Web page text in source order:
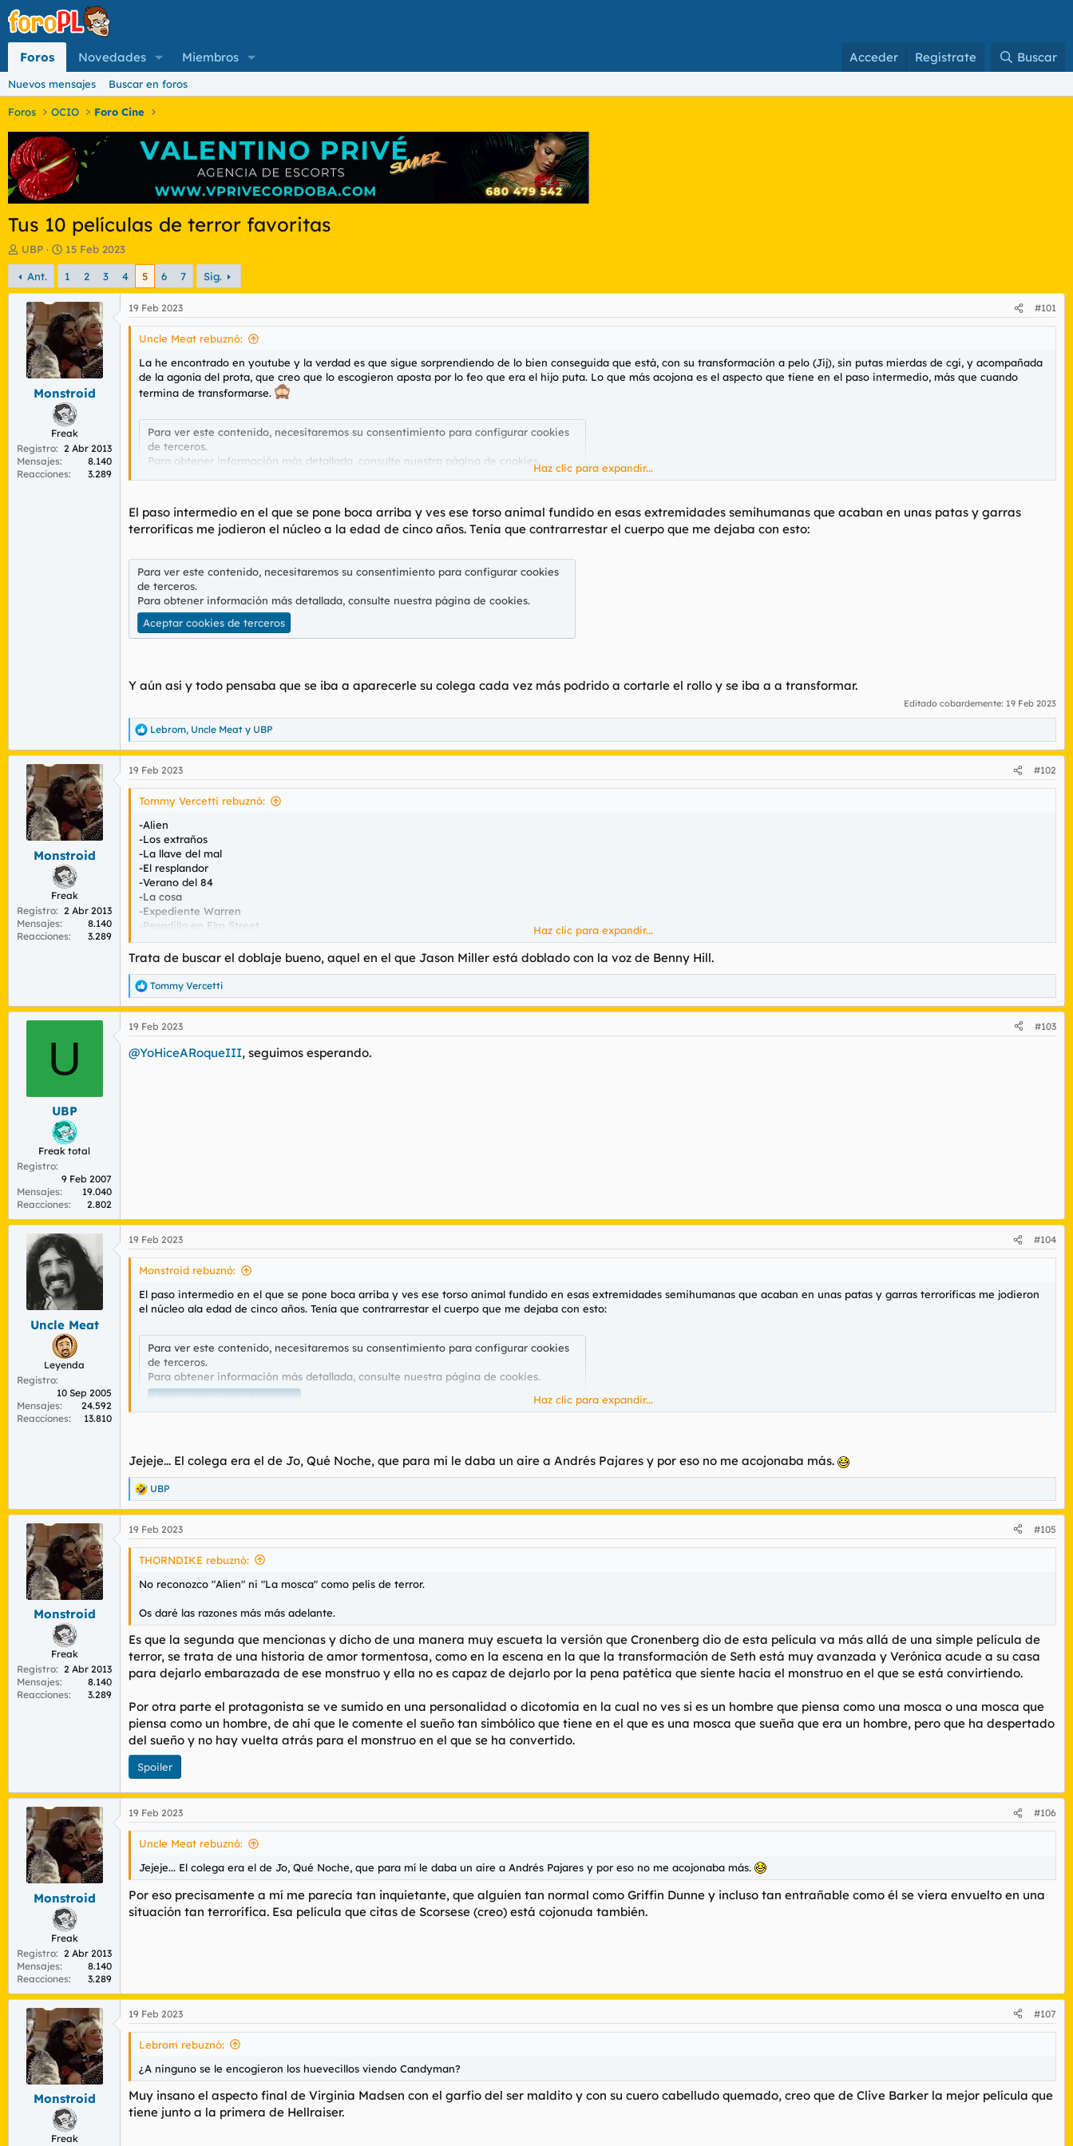
Foros Novedades Miembros Acceder Regístrate Buscar
Nuevos mensajes Buscar en foros
Foros OCIO Foro Cine
Tus 10 películas de terror favoritas
I
n
i
c
a
d
o
d
m
a
UBP
F
e
c
h
a
d
e
n
i
c
i
o
15 Feb 2023
Ant. 1 2 3 4 5 6 7 Sig.
Monstroid
Freak
Registro
2 Abr 2013
Mensajes
8.140
Reacciones
3.289
19 Feb 2023 #101
Uncle Meat rebuznó:
La he encontrado en youtube y la verdad es que sigue sorprendiendo de lo bien conseguida que está, con su transformación a pelo (Jij), sin putas mierdas de cgi, y acompañada
de la agonía del prota, que creo que lo escogieron aposta por lo feo que era el hijo puta. Lo que más acojona es el aspecto que tiene en el paso intermedio, más que cuando
termina de transformarse.
Para ver este contenido, necesitaremos su consentimiento para configurar cookies
de terceros.
Para obtener información más detallada, consulte nuestra página de cookies
Aceptar cookies de terceros
Haz clic para expandir...
El paso intermedio en el que se pone boca arriba y ves ese torso animal fundido en esas extremidades semihumanas que acaban en unas patas y garras
terroríficas me jodieron el núcleo a la edad de cinco años. Tenía que contrarrestar el cuerpo que me dejaba con esto:
Para ver este contenido, necesitaremos su consentimiento para configurar cookies
de terceros.
Para obtener información más detallada, consulte nuestra página de cookies.
Aceptar cookies de terceros
Y aún así y todo pensaba que se iba a aparecerle su colega cada vez más podrido a cortarle el rollo y se iba a a transformar.
Editado cobardemente: 19 Feb 2023
R
e
a
c
c
n
e
Lebrom, Uncle Meat y UBP
Monstroid
Freak
Registro
2 Abr 2013
Mensajes
8.140
Reacciones
3.289
19 Feb 2023 #102
Tommy Vercetti rebuznó:
-Alien
-Los extraños
-La llave del mal
-El resplandor
-Verano del 84
-La cosa
-Expediente Warren
-Pesadilla en Elm Street
-La semilla del Diablo
-Psicosis
Reconozco que no he visto nunca El exorcista y finalmente me la pondré por este hilo, que se menciona varias veces.
Haz clic para expandir...
Trata de buscar el doblaje bueno, aquel en el que Jason Miller está doblado con la voz de Benny Hill.
R
e
a
c
i
Tommy Vercetti
U
UBP
Freak total
Registro
9 Feb 2007
Mensajes
19.040
Reacciones
2.802
19 Feb 2023 #103
@YoHiceARoqueIII, seguimos esperando.
Uncle Meat
Leyenda
Registro
10 Sep 2005
Mensajes
24.592
Reacciones
13.810
19 Feb 2023 #104
Monstroid rebuznó:
El paso intermedio en el que se pone boca arriba y ves ese torso animal fundido en esas extremidades semihumanas que acaban en unas patas y garras terroríficas me jodieron
el núcleo ala edad de cinco años. Tenía que contrarrestar el cuerpo que me dejaba con esto:
Para ver este contenido, necesitaremos su consentimiento para configurar cookies
de terceros.
Para obtener información más detallada, consulte nuestra página de cookies.
Aceptar cookies de terceros
Y aún así y todo pensaba que se iba aparecerle su colega cada vez más podrido a cortarle el rollo y se iba a a transformar.
Haz clic para expandir...
Jejeje... El colega era el de Jo, Qué Noche, que para mí le daba un aire a Andrés Pajares y por eso no me acojonaba más.
R
e
a
c
c
UBP
Monstroid
Freak
Registro
2 Abr 2013
Mensajes
8.140
Reacciones
3.289
19 Feb 2023 #105
THORNDIKE rebuznó:
No reconozco "Alien" ni "La mosca" como pelis de terror.
Os daré las razones más más adelante.
Es que la segunda que mencionas y dicho de una manera muy escueta la versión que Cronenberg dio de esta película va más allá de una simple película de
terror, se trata de una historia de amor tormentosa, como en la escena en la que la transformación de Seth está muy avanzada y Verónica acude a su casa
para dejarlo embarazada de ese monstruo y ella no es capaz de dejarlo por la pena patética que siente hacia el monstruo en el que se está convirtiendo.
Por otra parte el protagonista se ve sumido en una personalidad o dicotomía en la cual no ves si es un hombre que piensa como una mosca o una mosca que
piensa como un hombre, de ahí que le comente el sueño tan simbólico que tiene en el que es una mosca que sueña que era un hombre, pero que ha despertado
del sueño y no hay vuelta atrás para el monstruo en el que se ha convertido.
Spoiler
Monstroid
Freak
Registro
2 Abr 2013
Mensajes
8.140
Reacciones
3.289
19 Feb 2023 #106
Uncle Meat rebuznó:
Jejeje... El colega era el de Jo, Qué Noche, que para mí le daba un aire a Andrés Pajares y por eso no me acojonaba más.
Por eso precisamente a mí me parecía tan inquietante, que alguien tan normal como Griffin Dunne y incluso tan entrañable como él se viera envuelto en una
situación tan terrorífica. Esa película que citas de Scorsese (creo) está cojonuda también.
Monstroid
Freak
19 Feb 2023 #107
Lebrom rebuznó:
¿A ninguno se le encogieron los huevecillos viendo Candyman?
Muy insano el aspecto final de Virginia Madsen con el garfio del ser maldito y con su cuero cabelludo quemado, creo que de Clive Barker la mejor película que
tiene junto a la primera de Hellraiser.